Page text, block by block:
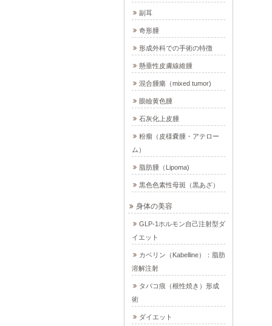
副耳
奇形腫
形成外科での手術の特徴
懸垂性皮膚線維腫
混合腫瘍（mixed tumor)
眼瞼黄色腫
石灰化上皮腫
粉瘤（皮様嚢腫・アテロー
ム）
脂肪腫（Lipoma)
黒色色素性母斑（黒あざ）
身体の美容
GLP-1ホルモン自己注射型ダ
イエット
カベリン（Kabelline）：脂肪
溶解注射
タバコ痕（根性焼き）形成
術
ダイエット